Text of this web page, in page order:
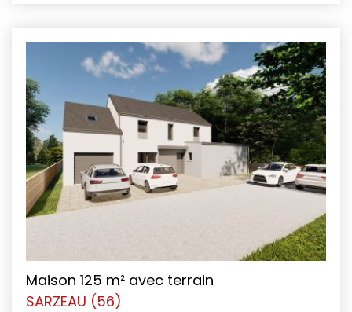
Maison 125 m² avec terrain
SARZEAU (56)